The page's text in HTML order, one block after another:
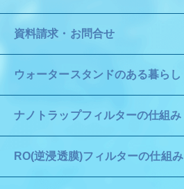
資料請求・お問合せ
ウォータースタンドのある暮らし
ナノトラップフィルターの仕組み
RO(逆浸透膜)フィルターの仕組み